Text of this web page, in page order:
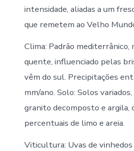
intensidade, aliadas a um
que remetem ao Velho
Clima: Padrão mediterrânico,
quente, influenciado pelas
vêm do sul. Precipitações
mm/ano. Solo: Solos
granito decomposto e argila,
percentuais de limo e areia.
Viticultura: Uvas de